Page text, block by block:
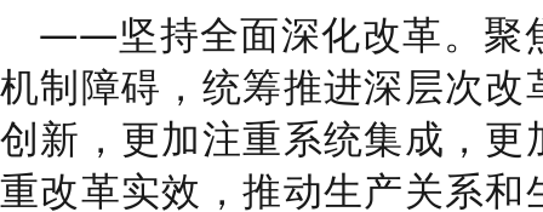
——坚持全面深化改革。 聚
机制障碍，统筹推进深层次
创新，更加注重系统集成，
重改革实效，推动生产关系